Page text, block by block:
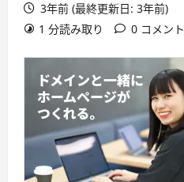
3年前 (最終更新日: 3年前)
1 分読み取り
0 コメント